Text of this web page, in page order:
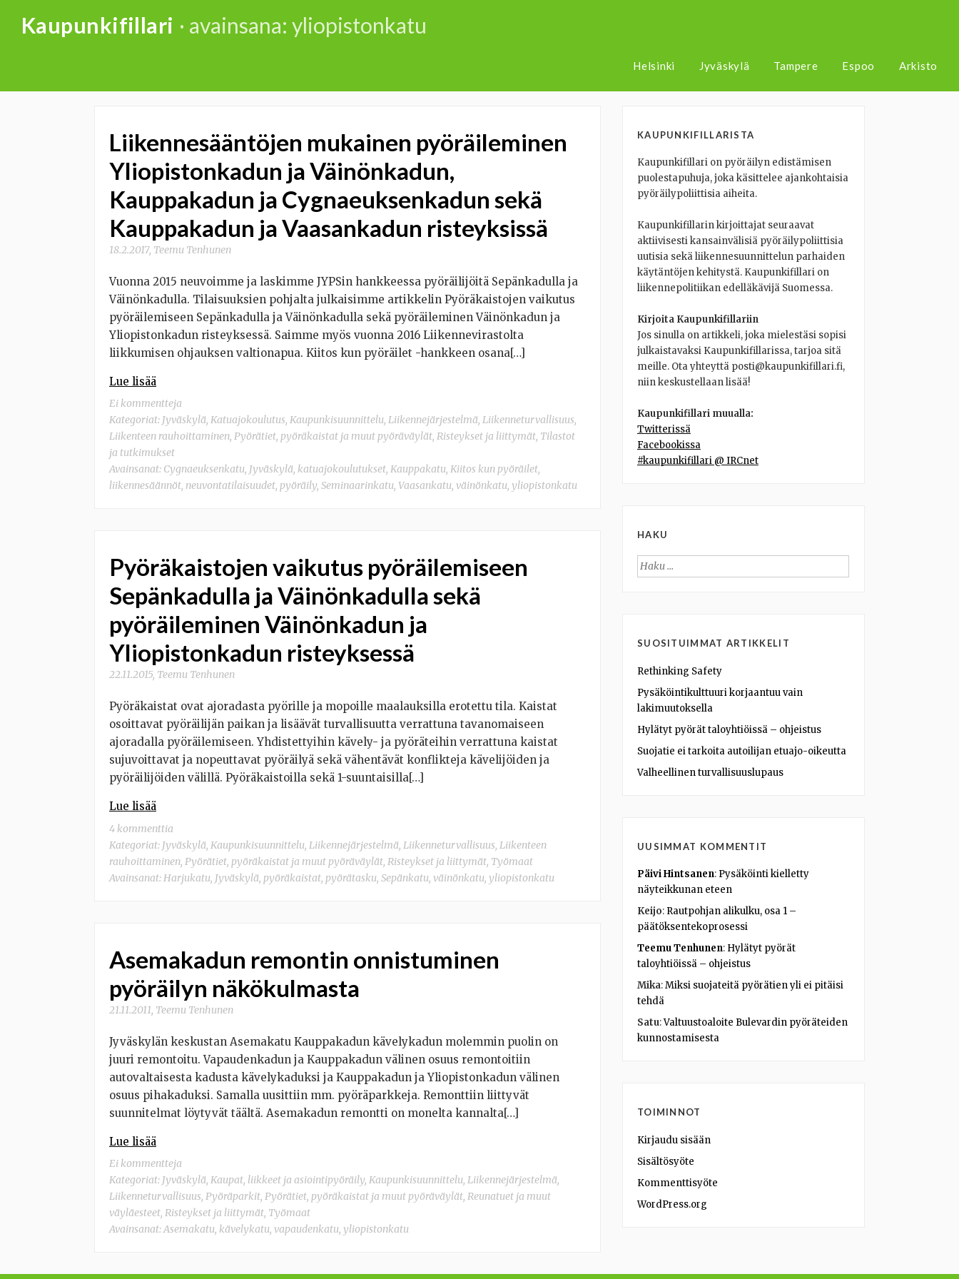
Kaupunkifillari · avainsana: yliopistonkatu
Helsinki Jyväskylä Tampere Espoo Arkisto
Liikennesääntöjen mukainen pyöräileminen
Yliopistonkadun ja Väinönkadun,
Kauppakadun ja Cygnaeuksenkadun sekä
Kauppakadun ja Vaasankadun risteyksissä
18.2.2017, Teemu Tenhunen
Vuonna 2015 neuvoimme ja laskimme JYPSin hankkeessa pyöräilijöitä Sepänkadulla ja
Väinönkadulla. Tilaisuuksien pohjalta julkaisimme artikkelin Pyöräkaistojen vaikutus
pyöräilemiseen Sepänkadulla ja Väinönkadulla sekä pyöräileminen Väinönkadun ja
Yliopistonkadun risteyksessä. Saimme myös vuonna 2016 Liikennevirastolta
liikkumisen ohjauksen valtionapua. Kiitos kun pyöräilet -hankkeen osana[…]
Lue lisää
Ei kommentteja
Kategoriat: Jyväskylä, Katuajokoulutus, Kaupunkisuunnittelu, Liikennejärjestelmä, Liikenneturvallisuus,
Liikenteen rauhoittaminen, Pyörätiet, pyöräkaistat ja muut pyöräväylät, Risteykset ja liittymät, Tilastot
ja tutkimukset
Avainsanat: Cygnaeuksenkatu, Jyväskylä, katuajokoulutukset, Kauppakatu, Kiitos kun pyöräilet,
liikennesäännöt, neuvontatilaisuudet, pyöräily, Seminaarinkatu, Vaasankatu, väinönkatu, yliopistonkatu
Pyöräkaistojen vaikutus pyöräilemiseen
Sepänkadulla ja Väinönkadulla sekä
pyöräileminen Väinönkadun ja
Yliopistonkadun risteyksessä
22.11.2015, Teemu Tenhunen
Pyöräkaistat ovat ajoradasta pyörille ja mopoille maalauksilla erotettu tila. Kaistat
osoittavat pyöräilijän paikan ja lisäävät turvallisuutta verrattuna tavanomaiseen
ajoradalla pyöräilemiseen. Yhdistettyihin kävely- ja pyöräteihin verrattuna kaistat
sujuvoittavat ja nopeuttavat pyöräilyä sekä vähentävät konflikteja kävelijöiden ja
pyöräilijöiden välillä. Pyöräkaistoilla sekä 1-suuntaisilla[…]
Lue lisää
4 kommenttia
Kategoriat: Jyväskylä Kaupunkisuunnittelu Liikennejärjestelmä Liikenneturvallisuus Liikenteen
rauhoittaminen Pyörätiet, pyöräkaistat ja muut pyöräväylät Risteykset ja liittymät Työmaat
Avainsanat: Harjukatu Jyväskylä pyöräkaistat pyörätasku Sepänkatu väinönkatu yliopistonkatu
Asemakadun remontin onnistuminen
pyöräilyn näkökulmasta
21.11.2011 Teemu Tenhunen
Jyväskylän keskustan Asemakatu Kauppakadun kävelykadun molemmin puolin on
juuri remontoitu. Vapaudenkadun ja Kauppakadun välinen osuus remontoitiin
autovaltaisesta kadusta kävelykaduksi ja Kauppakadun ja Yliopistonkadun välinen
osuus pihakaduksi. Samalla uusittiin mm. pyöräparkkeja. Remonttiin liittyvät
suunnitelmat löytyvät täältä. Asemakadun remontti on monelta kannalta[…]
Lue lisää
Ei kommentteja
Kategoriat: Jyväskylä, Kaupat, liikkeet ja asiointipyöräily, Kaupunkisuunnittelu, Liikennejärjestelmä,
Liikenneturvallisuus, Pyöräparkit, Pyörätiet, pyöräkaistat ja muut pyöräväylät, Reunatuet ja muut
väyläesteet, Risteykset ja liittymät, Työmaat
Avainsanat:Asemakatu, kävelykatu, vapaudenkatu, yliopistonkatu
KAUPUNKIFILLARISTA
Kaupunkifillari on pyöräilyn edistämisen
puolestapuhuja, joka käsittelee ajankohtaisia
pyöräilypoliittisia aiheita.
Kaupunkifillarin kirjoittajat seuraavat
aktiivisesti kansainvälisiä pyöräilypoliittisia
uutisia sekä liikennesuunnittelun parhaiden
käytäntöjen kehitystä. Kaupunkifillari on
liikennepolitiikan edelläkävijä Suomessa.
Kirjoita Kaupunkifillariin
Jos sinulla on artikkeli, joka mielestäsi sopisi
julkaistavaksi Kaupunkifillarissa, tarjoa sitä
meille. Ota yhteyttä posti@kaupunkifillari.fi,
niin keskustellaan lisää!
Kaupunkifillari muualla:
Twitterissä
Facebookissa
#kaupunkifillari @ IRCnet
HAKU
Haku:
SUOSITUIMMAT ARTIKKELIT
Rethinking Safety
Pysäköintikulttuuri korjaantuu vain
lakimuutoksella
Hylätyt pyörät taloyhtiöissä – ohjeistus
Suojatie ei tarkoita autoilijan etuajo-oikeutta
Valheellinen turvallisuuslupaus
UUSIMMAT KOMMENTIT
Päivi Hintsanen: Pysäköinti kielletty
näyteikkunan eteen
Keijo: Rautpohjan alikulku, osa 1 –
päätöksentekoprosessi
Teemu Tenhunen: Hylätyt pyörät
taloyhtiöissä – ohjeistus
Mika:Miksi suojateitä pyörätien yli ei pitäisi
tehdä
Satu:Valtuustoaloite Bulevardin pyöräteiden
kunnostamisesta
TOIMINNOT
Kirjaudu sisään
Sisältösyöte
Kommenttisyöte
WordPress.org